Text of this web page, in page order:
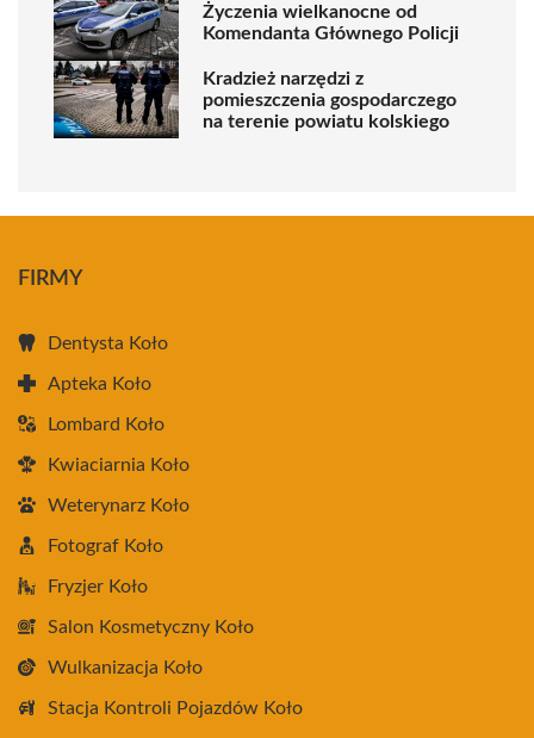
Życzenia wielkanocne od
Komendanta Głównego Policji
Kradzież narzędzi z
pomieszczenia gospodarczego
na terenie powiatu kolskiego
FIRMY
Dentysta Koło
Apteka Koło
Lombard Koło
Kwiaciarnia Koło
Weterynarz Koło
Fotograf Koło
Fryzjer Koło
Salon Kosmetyczny Koło
Wulkanizacja Koło
Stacja Kontroli Pojazdów Koło